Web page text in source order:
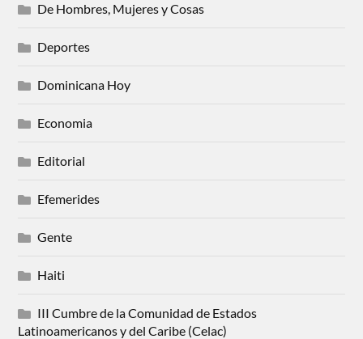
De Hombres, Mujeres y Cosas
Deportes
Dominicana Hoy
Economia
Editorial
Efemerides
Gente
Haiti
III Cumbre de la Comunidad de Estados
Latinoamericanos y del Caribe (Celac)